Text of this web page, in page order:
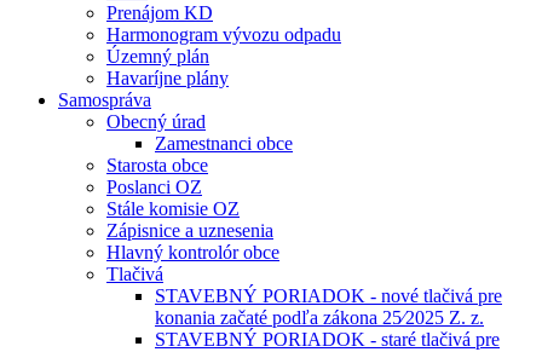
Prenájom KD
Harmonogram vývozu odpadu
Územný plán
Havaríjne plány
Samospráva
Obecný úrad
Zamestnanci obce
Starosta obce
Poslanci OZ
Stále komisie OZ
Zápisnice a uznesenia
Hlavný kontrolór obce
Tlačivá
STAVEBNÝ PORIADOK - nové tlačivá pre
konania začaté podľa zákona 25⁄2025 Z. z.
STAVEBNÝ PORIADOK - staré tlačivá pre